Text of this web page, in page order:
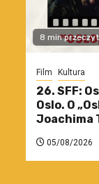
8 min
Film Kultura
26. SFF:
Oslo. O
Joachima
05/08/2026